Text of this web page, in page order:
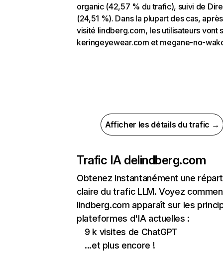
organic (42,57 % du trafic), suivi de
(24,51 %). Dans la plupart des cas,
visité lindberg.com, les utilisateurs vont
keringeyewear.com et megane-no-
Afficher les détails du trafic →
Trafic IA delindberg.com
Obtenez instantanément une
claire du trafic LLM. Voyez
lindberg.com apparaît sur les
plateformes d'IA actuelles :
9 k visites de ChatGPT
...et plus encore !